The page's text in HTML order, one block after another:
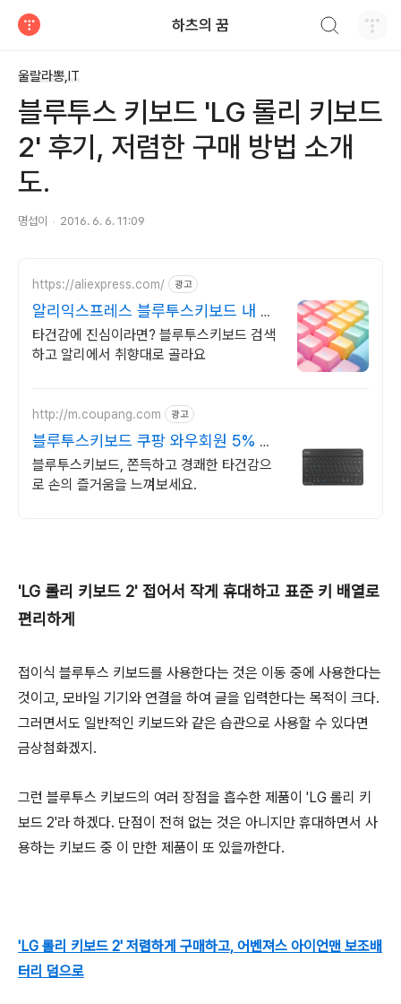
하츠의 꿈
울랄라뽕,IT
블루투스 키보드 'LG 롤리 키보드
2' 후기, 저렴한 구매 방법 소개
도.
명섭이 2016. 6. 6. 11:09
https://aliexpress.com/ 광고
알리익스프레스 블루투스키보드 내 맘
에 쏙드는 오늘의 특가
타건감에 진심이라면? 블루투스키보드 검색
하고 알리에서 취향대로 골라요
http://m.coupang.com 광고
블루투스키보드 쿠팡 와우회원 5% 캐
시 적립
블루투스키보드, 쫀득하고 경쾌한 타건감으
로 손의 즐거움을 느껴보세요.
'LG 롤리 키보드 2' 접어서 작게 휴대하고 표준 키 배열로
편리하게
접이식 블루투스 키보드를 사용한다는 것은 이동 중에 사용한다는
것이고, 모바일 기기와 연결을 하여 글을 입력한다는 목적이 크다.
그러면서도 일반적인 키보드와 같은 습관으로 사용할 수 있다면
금상첨화겠지.
그런 블루투스 키보드의 여러 장점을 흡수한 제품이 'LG 롤리 키
보드 2'라 하겠다. 단점이 전혀 없는 것은 아니지만 휴대하면서 사
용하는 키보드 중 이 만한 제품이 또 있을까한다.
'LG 롤리 키보드 2' 저렴하게 구매하고, 어벤져스 아이언맨 보조배
터리 덤으로